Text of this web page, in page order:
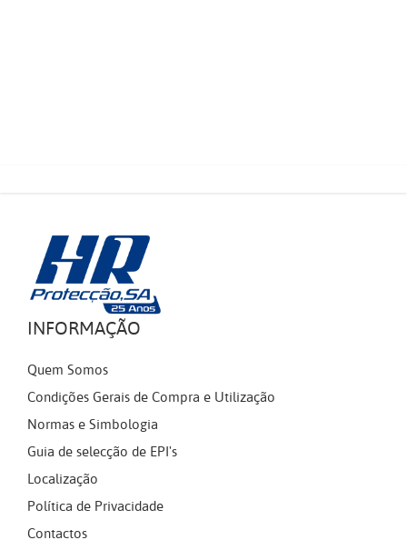
INFORMAÇÃO
Quem Somos
Condições Gerais de Compra e Utilização
Normas e Simbologia
Guia de selecção de EPI's
Localização
Política de Privacidade
Contactos